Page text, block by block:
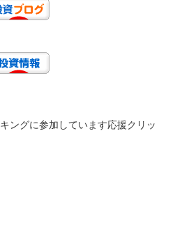
ングに参加しています応援クリッ